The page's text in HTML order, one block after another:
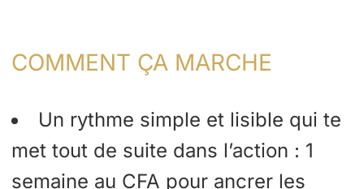
COMMENT ÇA MARCHE
Un rythme simple et lisible qui te
met tout de suite dans l’action : 1
semaine au CFA pour ancrer les